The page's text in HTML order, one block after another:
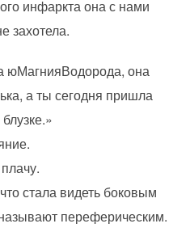
инфаркта она с нами
захотела.
юМагнияВодорода, она
а ты сегодня пришла
стала видеть боковым
переферическим.